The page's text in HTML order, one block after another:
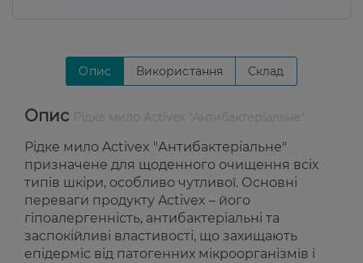
Опис Використання Склад
Опис
Рідке мило Activex "Антибактеріальне"
призначене для щоденного очищення всіх
типів шкіри, особливо чутливої. Основні
переваги продукту Activex – його
гіпоалергенність, антибактеріальні та
заспокійливі властивості, що захищають
епідерміс від патогенних мікроорганізмів і